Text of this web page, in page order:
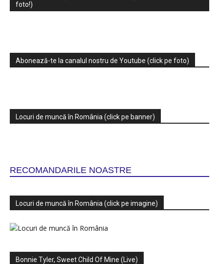
foto!)
Abonează-te la canalul nostru de Youtube (click pe foto)
Locuri de muncă în România (click pe banner)
RECOMANDARILE NOASTRE
Locuri de muncă în România (click pe imagine)
Bonnie Tyler, Sweet Child Of Mine (Live)